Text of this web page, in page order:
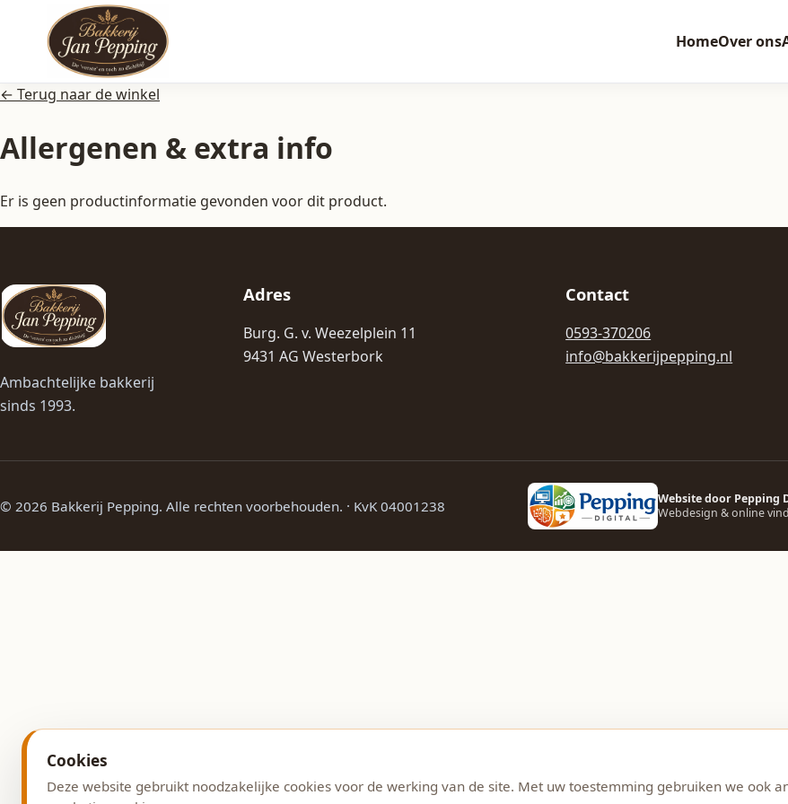
HomeOver ons
← Terug naar de winkel
Allergenen & extra info
Er is geen productinformatie gevonden voor dit product.
Ambachtelijke bakkerij
sinds 1993.
Adres
Burg. G. v. Weezelplein 11
9431 AG Westerbork
Contact
0593-370206
info@bakkerijpepping.nl
© 2026 Bakkerij Pepping. Alle rechten voorbehouden. · KvK 04001238
Website door Pepping
Webdesign & online
Cookies
Deze website gebruikt noodzakelijke cookies voor de werking van de site. Met uw toestemming gebruiken we ook